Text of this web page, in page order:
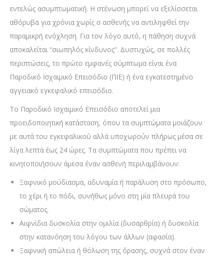
εντελώς ασυμπτωματική. Η στένωση μπορεί να εξελίσσεται
αθόρυβα για χρόνια χωρίς ο ασθενής να αντιληφθεί την
παραμικρή ενόχληση. Για τον λόγο αυτό, η πάθηση συχνά
αποκαλείται “σιωπηλός κίνδυνος”. Δυστυχώς, σε πολλές
περιπτώσεις, το πρώτο εμφανές σύμπτωμα είναι ένα
Παροδικό Ισχαιμικό Επεισόδιο (ΠΙΕ) ή ένα εγκατεστημένο
αγγειακό εγκεφαλικό επεισόδιο.
Το Παροδικό Ισχαιμικό Επεισόδιο αποτελεί μια
προειδοποιητική κατάσταση, όπου τα συμπτώματα μοιάζουν
με αυτά του εγκεφαλικού αλλά υποχωρούν πλήρως μέσα σε
λίγα λεπτά έως 24 ώρες. Τα συμπτώματα που πρέπει να
κινητοποιήσουν άμεσα έναν ασθενή περιλαμβάνουν:
Ξαφνικό μούδιασμα, αδυναμία ή παράλυση στο πρόσωπο,
το χέρι ή το πόδι, συνήθως μόνο στη μία πλευρά του
σώματος.
Αιφνίδια δυσκολία στην ομιλία (δυσαρθρία) ή δυσκολία
στην κατανόηση του λόγου των άλλων (αφασία).
Ξαφνική απώλεια ή θόλωση της όρασης, συχνά στον έναν